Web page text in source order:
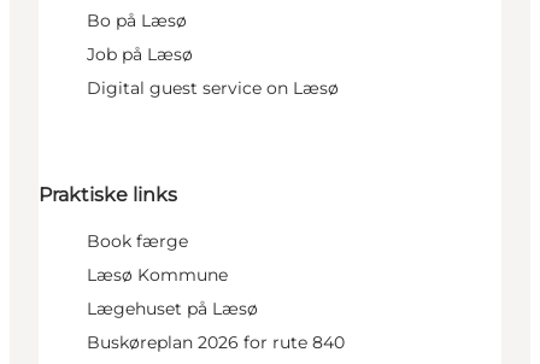
Bo på Læsø
Job på Læsø
Digital guest service on Læsø
Praktiske links
Book færge
Læsø Kommune
Lægehuset på Læsø
Buskøreplan 2026 for rute 840